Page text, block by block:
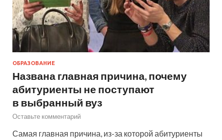
ОБРАЗОВАНИЕ
Названа главная причина, почему
абитуриенты не поступают
в выбранный вуз
Оставьте комментарий
Самая главная причина, из-за которой абитуриенты